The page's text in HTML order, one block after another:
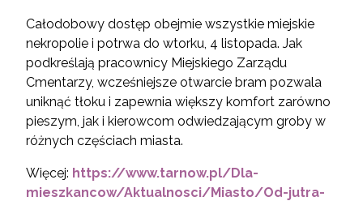
Całodobowy dostęp obejmie wszystkie miejskie
nekropolie i potrwa do wtorku, 4 listopada. Jak
podkreślają pracownicy Miejskiego Zarządu
Cmentarzy, wcześniejsze otwarcie bram pozwala
uniknąć tłoku i zapewnia większy komfort zarówno
pieszym, jak i kierowcom odwiedzającym groby w
różnych częściach miasta.
Więcej: https://www.tarnow.pl/Dla-
mieszkancow/Aktualnosci/Miasto/Od-jutra-